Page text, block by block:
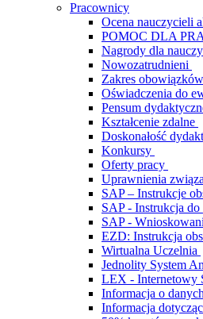
Pracownicy
Ocena nauczycieli
POMOC DLA
Nagrody dla
Nowozatrudnieni
Zakres
Oświadczenia do
Pensum
Kształcenie zdalne
Doskonałość
Konkursy
Oferty pracy
Uprawnienia
SAP – Instrukcje
SAP - Instrukcja
SAP -
EZD: Instrukcja
Wirtualna Uczelnia
Jednolity System
LEX - Internetowy
Informacja o
Informacja